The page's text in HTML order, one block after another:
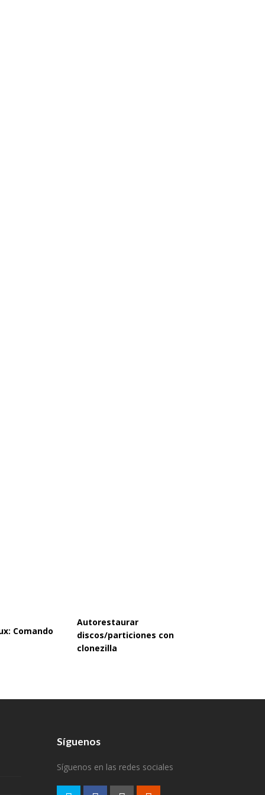
Comando
Autorestaurar
discos/particiones con
clonezilla
Síguenos
Síguenos en las redes sociales